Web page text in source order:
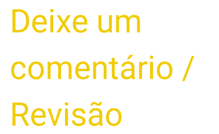
Deixe um
comentário /
Revisão
Evitar
a
Judicial
de
Guia
Completo